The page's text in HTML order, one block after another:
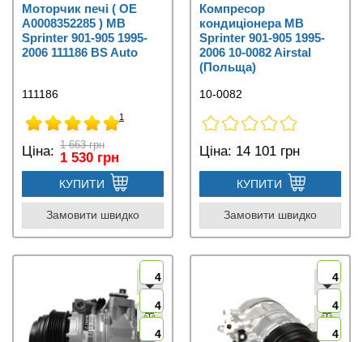
Моторчик печі ( OE
A0008352285 ) MB
Sprinter 901-905 1995-
2006 111186 BS Auto
111186
1
Ціна: 1 663 грн
1 530 грн
КУПИТИ
Замовити швидко
Компресор
кондиціонера MB
Sprinter 901-905 1995-
2006 10-0082 Airstal
(Польща)
10-0082
Ціна: 14 101 грн
КУПИТИ
Замовити швидко
4
4
4
4
4
4